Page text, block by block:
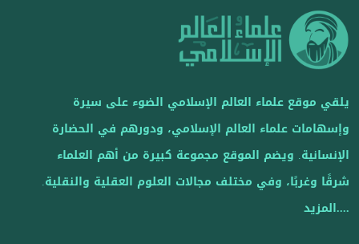
يلقي موقع علماء العالم الإسلامي الضوء على سيرة
وإسهامات علماء العالم الإسلامي، ودورهم في الحضارة
الإنسانية. ويضم الموقع مجموعة كبيرة من أهم العلماء
شرقًا وغربًا، وفي مختلف مجالات العلوم العقلية والنقلية.
....المزيد